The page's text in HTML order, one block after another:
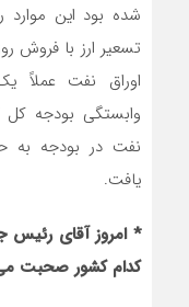
شده بود این موارد
اوراق نفت عملاً
وابستگی بودجه
یافت.
* امروز آقای
کدام کشور صحبت